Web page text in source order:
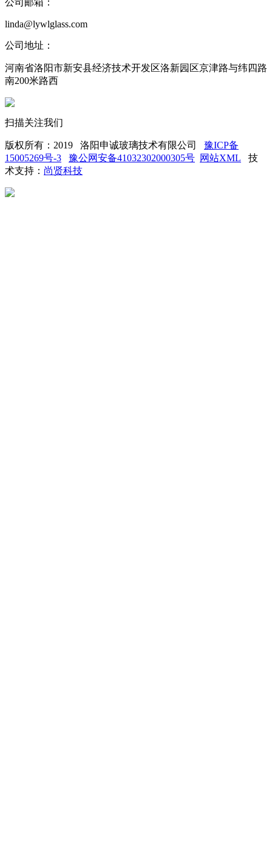
公司邮箱：
linda@lywlglass.com
公司地址：
河南省洛阳市新安县经济技术开发区洛新园区京津路与纬四路
南200米路西
扫描关注我们
版权所有：2019 洛阳申诚玻璃技术有限公司 豫ICP备
15005269号-3
豫公网安备41032302000305号 网站XML 技
术支持： 尚贤科技